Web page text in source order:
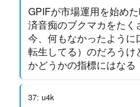
GPIFが市場運用を始め
済音痴のブクマカをた
今、何もなかったよう
転生してる）のだろう
かどうかの指標にはなる
37: u4k